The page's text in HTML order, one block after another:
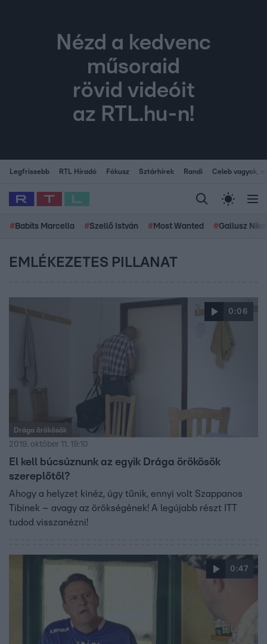
Nézd a kedvenc
műsoraid
rövid videóit
az RTL.hu-n!
Legfrissebb RTL Híradó Fókusz Sztárhírek Randi Celeb vagyok,
# Babits Marcella #Szellő István # Most Wanted #Gallusz
EMLÉKEZETES PILLANAT
0:06
Drága örökösök
2019. október 11. 19:10
El kell búcsúznunk az egyik Drága örökösök
szereplőtől?
Ahogy a helyzet kinéz, úgy tűnik, ennyi volt Szappanos
Tibinek – avagy az örökségének! A legújabb részt ITT
tudod visszanézni!
0:47